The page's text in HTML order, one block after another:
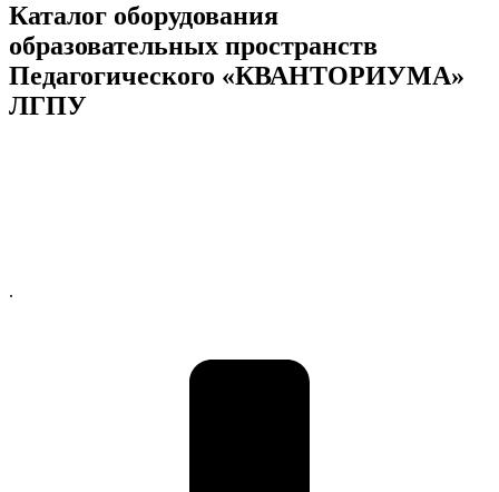
Каталог оборудования
образовательных пространств
Педагогического «КВАНТОРИУМА»
ЛГПУ
.